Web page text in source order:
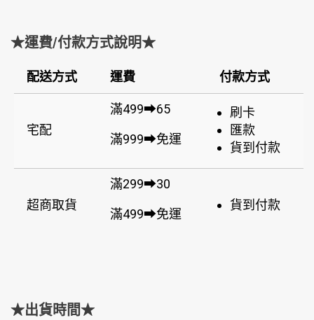
★運費/付款方式說明★
配送方式 運費 付款方式
宅配
滿499➡65
滿999➡免運
刷卡
匯款
貨到付款
超商取貨
滿299➡30
滿499➡免運
貨到付款
★出貨時間★